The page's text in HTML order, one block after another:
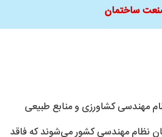
ساختمان
مهندسی کشاورزی و منابع طبیعی
نظام مهندسی کشور می‌شوند که فاقد